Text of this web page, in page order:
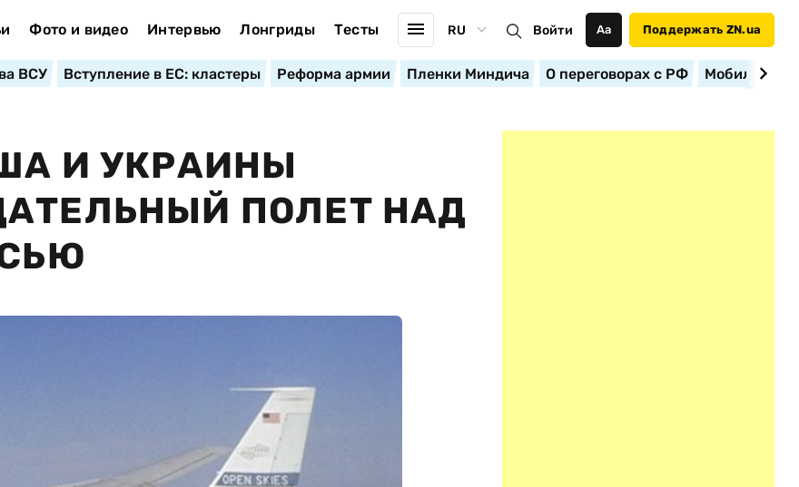
Фото и видео Интервью Лонгриды Тесты RU Войти Аа Поддержать ZN.ua
ВСУ Вступление в ЕС: кластеры Реформа армии Пленки Миндича О переговорах с РФ
И УКРАИНЫ
ПОЛЕТ НАД